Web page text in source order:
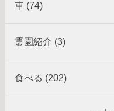
車 (74)
霊園紹介 (3)
食べる (202)